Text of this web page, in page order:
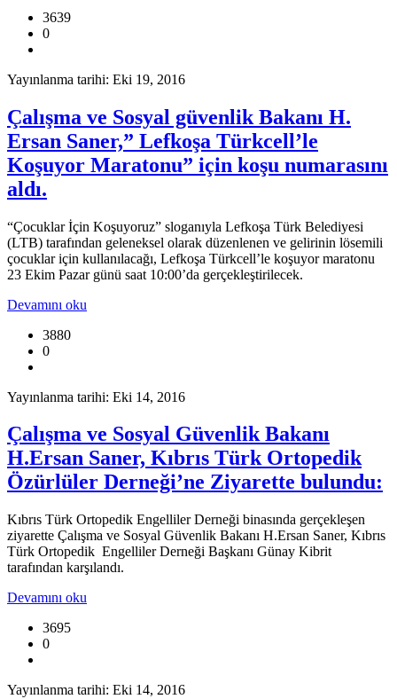
3639
0
Yayınlanma tarihi: Eki 19, 2016
Çalışma ve Sosyal güvenlik Bakanı H.
Ersan Saner,” Lefkoşa Türkcell’le
Koşuyor Maratonu” için koşu numarasını
aldı.
“Çocuklar İçin Koşuyoruz” sloganıyla Lefkoşa Türk Belediyesi
(LTB) tarafından geleneksel olarak düzenlenen ve gelirinin lösemili
çocuklar için kullanılacağı, Lefkoşa Türkcell’le koşuyor maratonu
23 Ekim Pazar günü saat 10:00’da gerçekleştirilecek.
Devamını oku
3880
0
Yayınlanma tarihi: Eki 14, 2016
Çalışma ve Sosyal Güvenlik Bakanı
H.Ersan Saner, Kıbrıs Türk Ortopedik
Özürlüler Derneği’ne Ziyarette bulundu:
Kıbrıs Türk Ortopedik Engelliler Derneği binasında gerçekleşen
ziyarette Çalışma ve Sosyal Güvenlik Bakanı H.Ersan Saner, Kıbrıs
Türk Ortopedik Engelliler Derneği Başkanı Günay Kibrit
tarafından karşılandı.
Devamını oku
3695
0
Yayınlanma tarihi: Eki 14, 2016